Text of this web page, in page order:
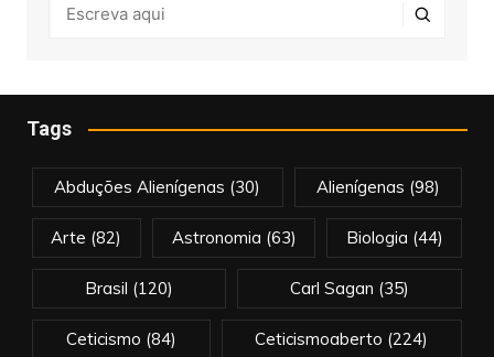
Tags
Abduções Alienígenas (30) Alienígenas (98)
Arte (82) Astronomia (63) Biologia (44)
Brasil (120) Carl Sagan (35)
Ceticismo (84) Ceticismoaberto (224)